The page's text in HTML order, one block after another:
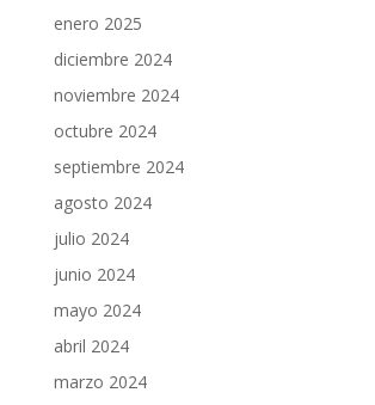
enero 2025
diciembre 2024
noviembre 2024
octubre 2024
septiembre 2024
agosto 2024
julio 2024
junio 2024
mayo 2024
abril 2024
marzo 2024